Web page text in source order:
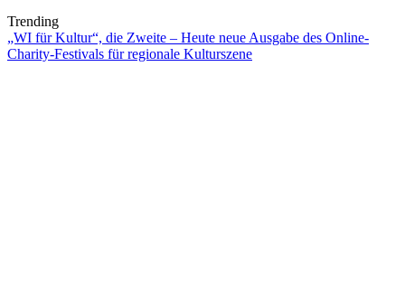
Trending
„WI für Kultur“, die Zweite – Heute neue Ausgabe des Online-
Charity-Festivals für regionale Kulturszene